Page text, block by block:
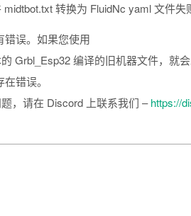
转换为 FluidNc yaml 文件失
错误。如果您使用
Grbl_Esp32 编译的旧机器文件，就
错误。
，请在 Discord 上联系我们 –https://